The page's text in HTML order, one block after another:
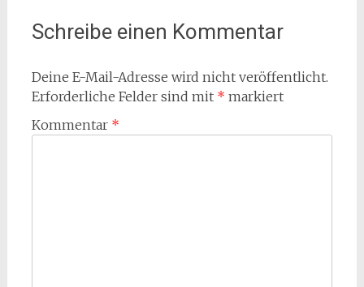
Schreibe einen Kommentar
Deine E-Mail-Adresse wird nicht veröffentlicht.
Erforderliche Felder sind mit * markiert
Kommentar *